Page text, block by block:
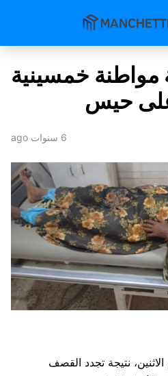
مواطنة خمسينية
حيس
6 سنوات ago
نتيجة تجدد القصف